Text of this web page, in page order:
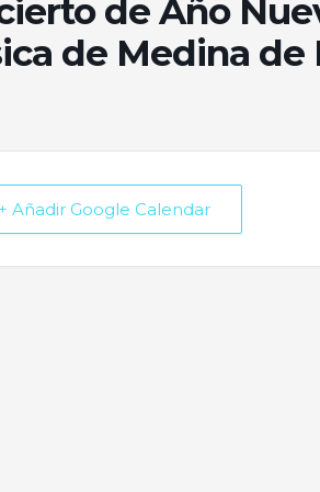
de Año
de Medina de
+ Añadir Google Calendar